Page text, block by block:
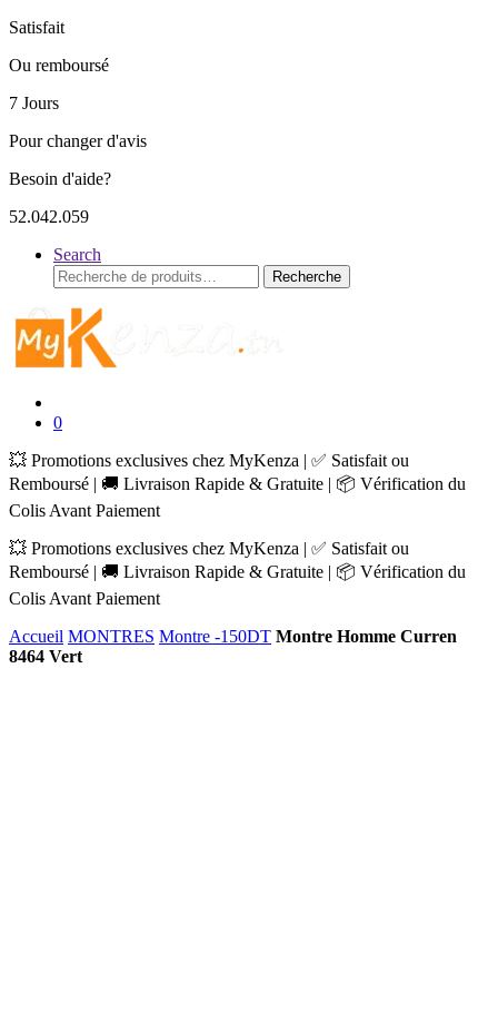
Satisfait
Ou remboursé
7 Jours
Pour changer d'avis
Besoin d'aide?
52.042.059
Search
Recherche
pour :
Recherche
0
💥 Promotions exclusives chez MyKenza | ✅ Satisfait ou
Remboursé | 🚚 Livraison Rapide & Gratuite | 📦 Vérification du
Colis Avant Paiement
💥 Promotions exclusives chez MyKenza | ✅ Satisfait ou
Remboursé | 🚚 Livraison Rapide & Gratuite | 📦 Vérification du
Colis Avant Paiement
Accueil MONTRES Montre -150DT Montre Homme Curren
8464 Vert